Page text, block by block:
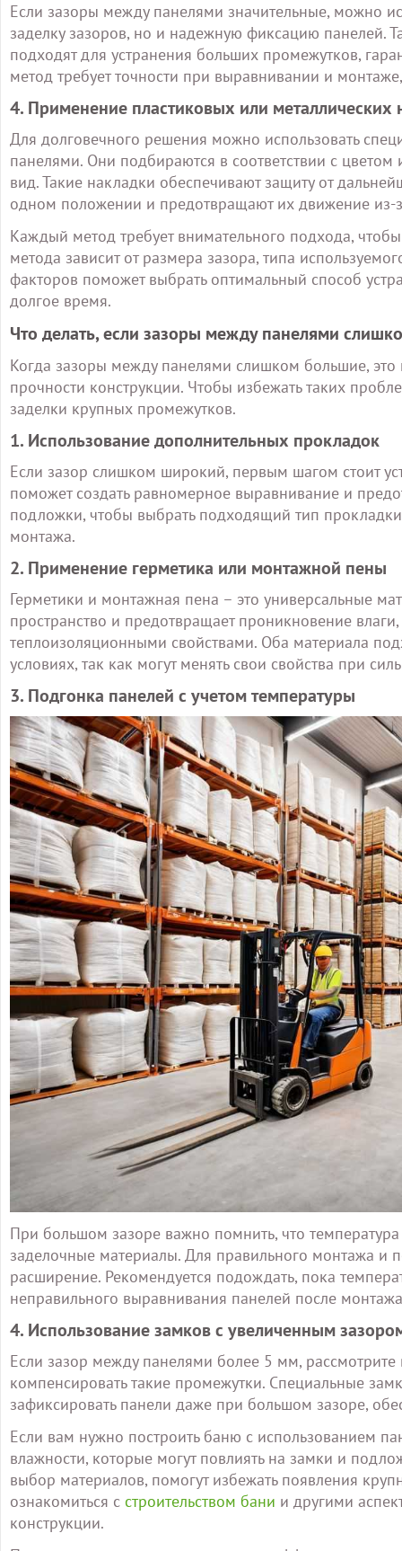
Если зазоры между панелями значительные, можно
заделку зазоров, но и надежную фиксацию панелей.
подходят для устранения больших промежутков,
метод требует точности при выравнивании и
4. Применение пластиковых или металлических
Для долговечного решения можно использовать
панелями. Они подбираются в соответствии с цветом
вид. Такие накладки обеспечивают защиту от
одном положении и предотвращают их движение из-
Каждый метод требует внимательного подхода,
метода зависит от размера зазора, типа
факторов поможет выбрать оптимальный способ
долгое время.
Что делать, если зазоры между панелями
Когда зазоры между панелями слишком большие,
прочности конструкции. Чтобы избежать таких
заделки крупных промежутков.
1. Использование дополнительных прокладок
Если зазор слишком широкий, первым шагом стоит
поможет создать равномерное выравнивание и
подложки, чтобы выбрать подходящий тип
монтажа.
2. Применение герметика или монтажной пены
Герметики и монтажная пена – это универсальные
пространство и предотвращает проникновение
теплоизоляционными свойствами. Оба материала
условиях, так как могут менять свои свойства при
3. Подгонка панелей с учетом температуры
При большом зазоре важно помнить, что
заделочные материалы. Для правильного монтажа и
расширение. Рекомендуется подождать, пока
неправильного выравнивания панелей после
4. Использование замков с увеличенным
Если зазор между панелями более 5 мм,
компенсировать такие промежутки. Специальные
зафиксировать панели даже при большом зазоре,
Если вам нужно построить баню с использованием
влажности, которые могут повлиять на замки и
выбор материалов, помогут избежать появления
ознакомиться с строительством бани и другими
конструкции.